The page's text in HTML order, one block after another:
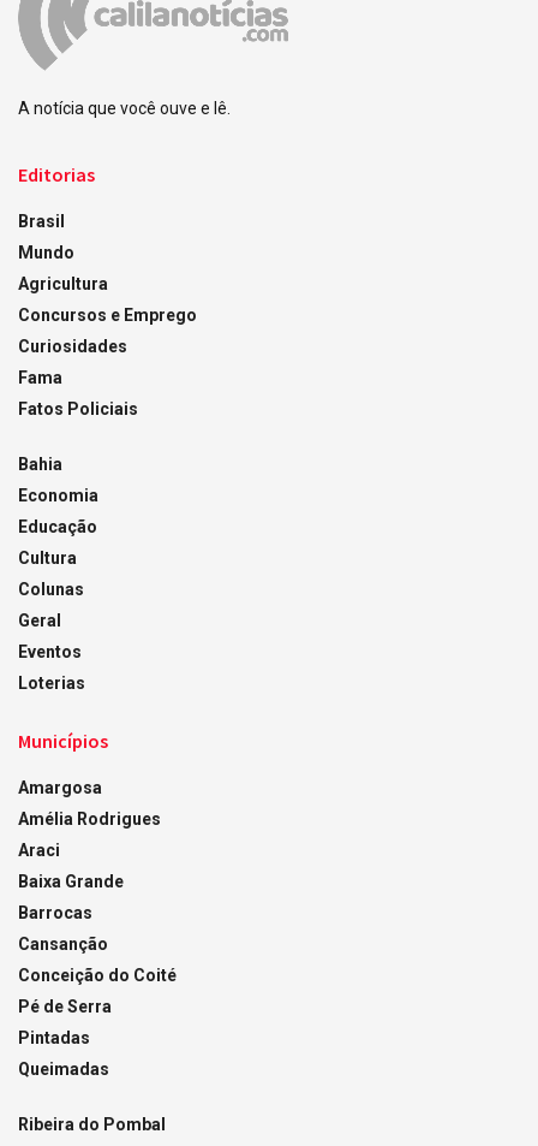
A notícia que você ouve e lê.
Editorias
Brasil
Mundo
Agricultura
Concursos e Emprego
Curiosidades
Fama
Fatos Policiais
Bahia
Economia
Educação
Cultura
Colunas
Geral
Eventos
Loterias
Municípios
Amargosa
Amélia Rodrigues
Araci
Baixa Grande
Barrocas
Cansanção
Conceição do Coité
Pé de Serra
Pintadas
Queimadas
Ribeira do Pombal